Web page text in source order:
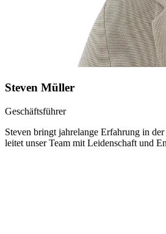
Steven Müller
Geschäftsführer
Steven bringt jahrelange Erfahrung in
leitet unser Team mit Leidenschaft und